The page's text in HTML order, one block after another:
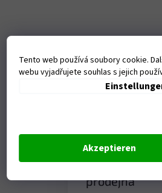
Tento web používá soubory cookie.
webu vyjadřujete souhlas s jejich
Akzeptieren
prodejna